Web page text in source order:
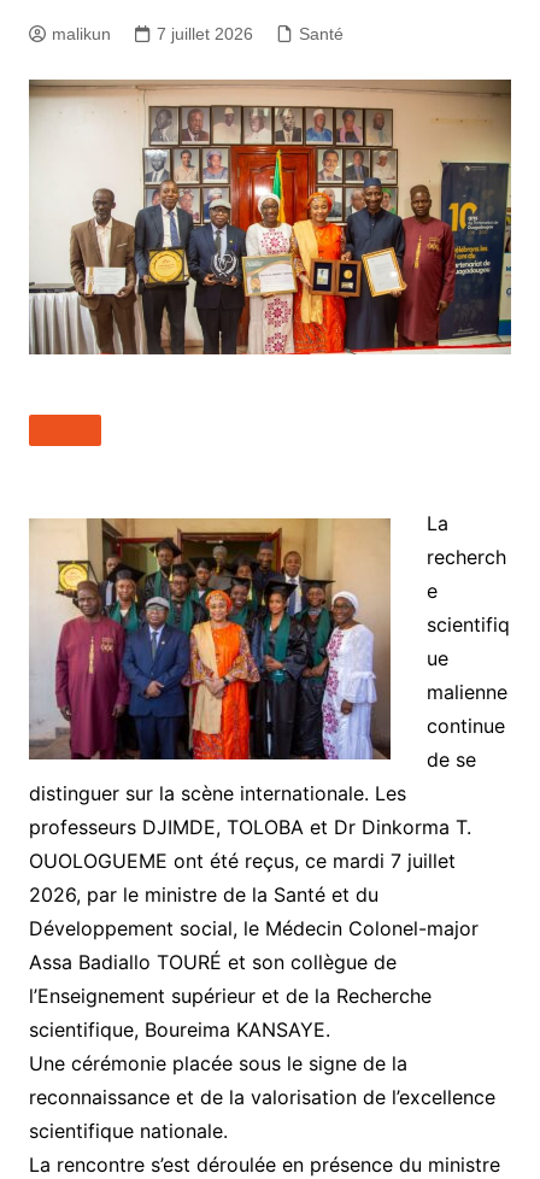
malikun 7 juillet 2026 Santé
La
recherch
e
scientifiq
ue
malienne
continue
de se
distinguer sur la scène internationale. Les
professeurs DJIMDE, TOLOBA et Dr Dinkorma T.
OUOLOGUEME ont été reçus, ce mardi 7 juillet
2026, par le ministre de la Santé et du
Développement social, le Médecin Colonel-major
Assa Badiallo TOURÉ et son collègue de
l’Enseignement supérieur et de la Recherche
scientifique, Boureima KANSAYE.
Une cérémonie placée sous le signe de la
reconnaissance et de la valorisation de l’excellence
scientifique nationale.
La rencontre s’est déroulée en présence du ministre